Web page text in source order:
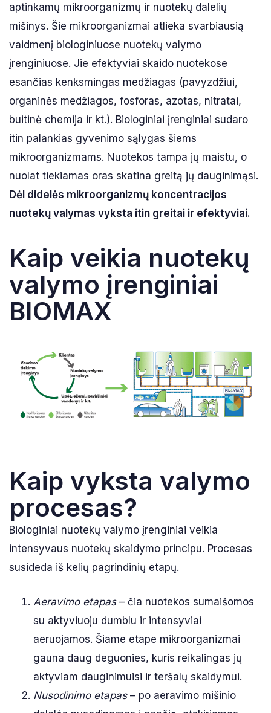
aptinkamų mikroorganizmų ir nuotekų dalelių
mišinys. Šie mikroorganizmai atlieka svarbiausią
vaidmenį biologiniuose nuotekų valymo
įrenginiuose. Jie efektyviai skaido nuotekose
esančias kenksmingas medžiagas (pavyzdžiui,
organinės medžiagos, fosforas, azotas, nitratai,
buitinė chemija ir kt.). Biologiniai įrenginiai sudaro
itin palankias gyvenimo sąlygas šiems
mikroorganizmams. Nuotekos tampa jų maistu, o
nuolat tiekiamas oras skatina greitą jų dauginimąsi.
Dėl didelės mikroorganizmų koncentracijos
nuotekų valymas vyksta itin greitai ir efektyviai.
Kaip veikia nuotekų
valymo įrenginiai
BIOMAX
Kaip vyksta valymo
procesas?
Biologiniai nuotekų valymo įrenginiai veikia
intensyvaus nuotekų skaidymo principu. Procesas
susideda iš kelių pagrindinių etapų.
Aeravimo etapas– čia nuotekos sumaišomos
su aktyviuoju dumblu ir intensyviai
aeruojamos. Šiame etape mikroorganizmai
gauna daug deguonies, kuris reikalingas jų
aktyviam dauginimuisi ir teršalų skaidymui.
Nusodinimo etapas– po aeravimo mišinio